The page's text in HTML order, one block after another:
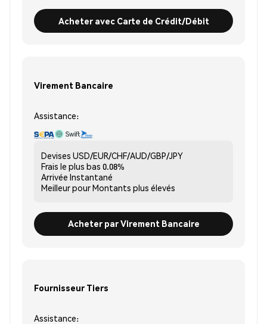
Acheter avec Carte de Crédit/Débit
Virement Bancaire
Assistance:
Devises USD/EUR/CHF/AUD/GBP/JPY
Frais le plus bas 0.08%
Arrivée Instantané
Meilleur pourMontants plus élevés
Acheter par Virement Bancaire
Fournisseur Tiers
Assistance: